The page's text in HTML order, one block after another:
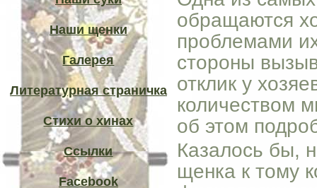
Наши щенки
Галерея
Литературная страничка
Стихи о хинах
Ссылки
Facebook
обращаются
проблемами
стороны
отклик у
количеством
об этом
Казалось бы,
щенка к тому